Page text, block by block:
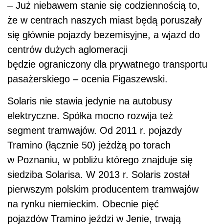
– Już niebawem stanie się codziennością to,
że w centrach naszych miast będą poruszały
się głównie pojazdy bezemisyjne, a wjazd do
centrów dużych aglomeracji
będzie ograniczony dla prywatnego transportu
pasażerskiego – ocenia Figaszewski.
Solaris nie stawia jedynie na autobusy
elektryczne. Spółka mocno rozwija też
segment tramwajów. Od 2011 r. pojazdy
Tramino (łącznie 50) jeżdżą po torach
w Poznaniu, w pobliżu którego znajduje się
siedziba Solarisa. W 2013 r. Solaris został
pierwszym polskim producentem tramwajów
na rynku niemieckim. Obecnie pięć
pojazdów Tramino jeździ w Jenie, trwają